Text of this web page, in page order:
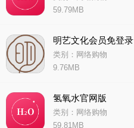
59.79MB
明艺文化会员免登录
类别：网络购物
9.76MB
氢氧水官网版
类别：网络购物
59.81MB